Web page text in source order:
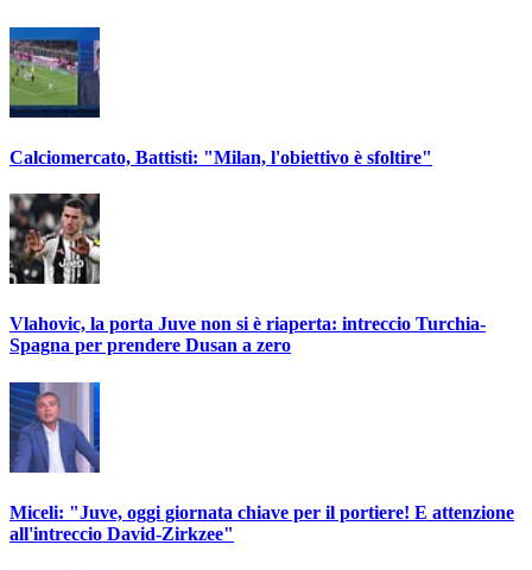
Calciomercato, Battisti: "Milan, l'obiettivo è sfoltire"
Vlahovic, la porta Juve non si è riaperta: intreccio Turchia-
Spagna per prendere Dusan a zero
Miceli: "Juve, oggi giornata chiave per il portiere! E attenzione
all'intreccio David-Zirkzee"